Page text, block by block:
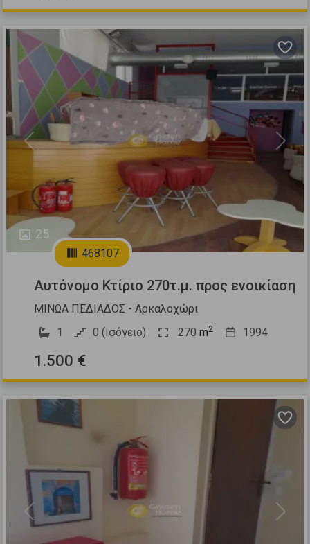
25
Previous Next
468107
Αυτόνομο Κτίριο 270τ.μ. προς ενοικίαση
ΜΙΝΩΑ ΠΕΔΙΑΔΟΣ - Αρκαλοχώρι
1
0 (Ισόγειο) 270 m2 1994
1.500 €
Previous Next